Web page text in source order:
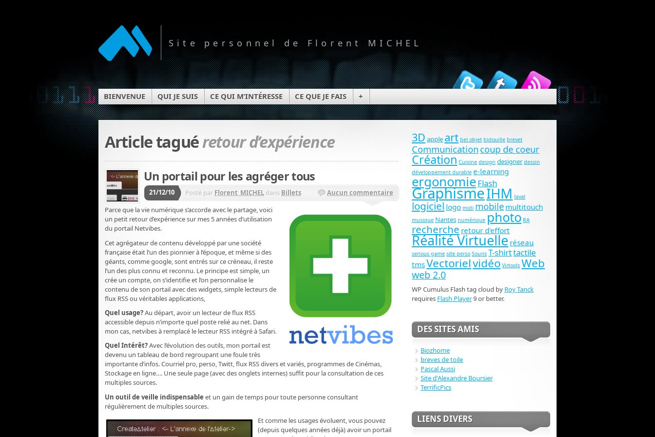
Site personnel de Florent MICHEL
BIENVENUE QUI JE SUIS CE QUI M’INTÉRESSE CE QUE JE FAIS +
Article taguéretour d’expérience
Un portail pour les agréger tous
21/12/10 Posté par Florent_MICHEL dans Billets
Aucun commentaire
Parce que la vie numérique s’accorde avec le partage, voici
un petit retour d’expérience sur mes 5 années d’utilisation
du portail Netvibes.
Cet agrégateur de contenu développé par une société
française était l’un des pionnier à l’époque, et même si des
géants, comme google, sont entrés sur ce créneau, il reste
l’un des plus connu et reconnu. Le principe est simple, un
crée un compte, on s’identifie et l’on personnalise le
contenu de son portail avec des widgets, simple lecteurs de
flux RSS ou véritables applications,
Quel usage?Au départ, avoir un lecteur de flux RSS
accessible depuis n’importe quel poste relié au net. Dans
mon cas, netvibes à remplacé le lecteur RSS intégré à Safari.
Quel Intérêt?Avec l’évolution des outils, mon portail est
devenu un tableau de bord regroupant une foule très
importante d’infos. Courriel pro, perso, Twitt, flux RSS divers et variés, programmes de Cinémas,
Stockage en ligne…. Une seule page (avec des onglets internes) suffit pour la consultation de ces
multiples sources.
Un outil de veille indispensable et un gain de temps pour toute personne consultant
régulièrement de multiples sources.
Et comme les usages évoluent, vous pouvez
(depuis quelques années déjà) avoir un portail
3D apple art bel objet bidouille brevet
Communication coup de coeur
Création Cuisine design designer dessin
développement durable e-learning
ergonomieFlash
GraphismeIHM laval
logiciel logo midi mobile multitouch
musique Nantes numérique photo RA
recherche retour d'effort
Réalité Virtuelle réseau
serious game site perso Souris T-shirttactile
tmsVectorielvidéo Virtools Web
web 2.0
WP Cumulus Flash tag cloud by Roy Tanck
requires Flash Player9 or better.
DES SITES AMIS
Biozhome
breves de toile
Pascal Aussi
Site d'Alexandre Boursier
TerrificPics
LIENS DIVERS